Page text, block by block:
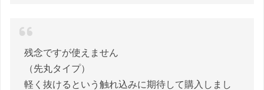
残念ですが使えません
（先丸タイプ）
軽く抜けるという触れ込みに期待して購入しまし